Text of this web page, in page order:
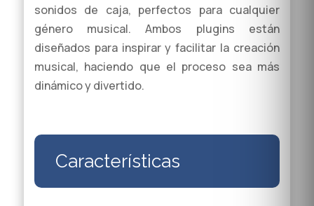
sonidos de caja, perfectos para cualquier
género musical. Ambos plugins están
diseñados para inspirar y facilitar la creación
musical, haciendo que el proceso sea más
dinámico y divertido.
Características